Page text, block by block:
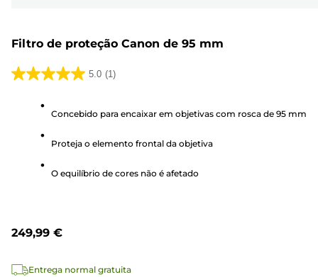
Filtro de proteção Canon de 95 mm
5.0 (1)
5.0
estrelas.
análise
Concebido para encaixar em objetivas com rosca de 95 mm
Proteja o elemento frontal da objetiva
O equilíbrio de cores não é afetado
249,99 €
Entrega normal gratuita